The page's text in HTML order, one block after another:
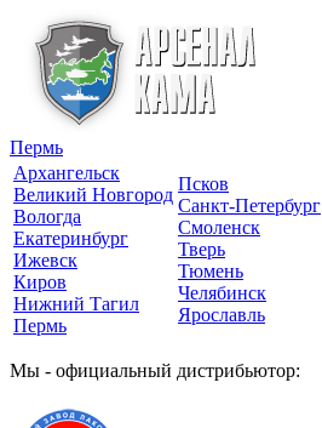
Пермь
Архангельск
Великий Новгород
Вологда
Екатеринбург
Ижевск
Киров
Нижний Тагил
Пермь
Псков
Санкт-Петербург
Смоленск
Тверь
Тюмень
Челябинск
Ярославль
Мы - официальный дистрибьютор: